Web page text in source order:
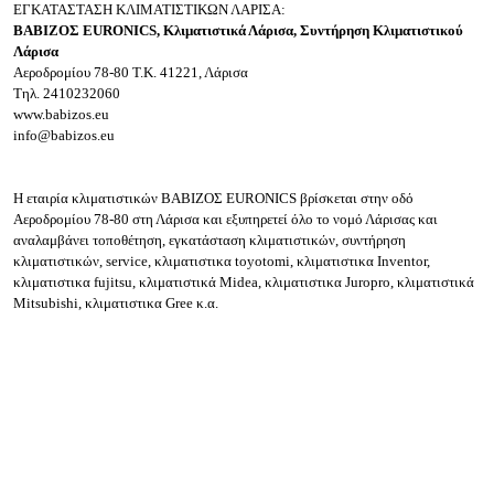
ΕΓΚΑΤΑΣΤΑΣΗ ΚΛΙΜΑΤΙΣΤΙΚΩΝ ΛΑΡΙΣΑ:
ΒΑΒΙΖΟΣ EURONICS, Kλιματιστικά Λάρισα, Συντήρηση Κλιματιστικού
Λάρισα
Αεροδρομίου 78-80 Τ.Κ. 41221, Λάρισα
Τηλ. 2410232060
www.babizos.eu
info@babizos.eu
Η εταιρία κλιματιστικών ΒΑΒΙΖΟΣ EURONICS βρίσκεται στην οδό
Αεροδρομίου 78-80 στη Λάρισα και εξυπηρετεί όλο το νομό Λάρισας και
αναλαμβάνει τοποθέτηση, εγκατάσταση κλιματιστικών, συντήρηση
κλιματιστικών, service, κλιματιστικα toyotomi, κλιματιστικα Inventor,
κλιματιστικα fujitsu, κλιματιστικά Midea, κλιματιστικα Juropro, κλιματιστικά
Mitsubishi, κλιματιστικα Gree κ.α.